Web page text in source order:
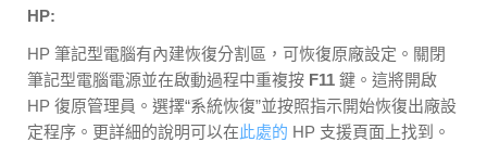
HP:
HP 筆記型電腦有內建恢復分割區，可恢復原廠設定。關閉
筆記型電腦電源並在啟動過程中重複按 F11 鍵。這將開啟
HP 復原管理員。選擇“系統恢復”並按照指示開始恢復出廠設
定程序。更詳細的說明可以在此處的 HP 支援頁面上找到。